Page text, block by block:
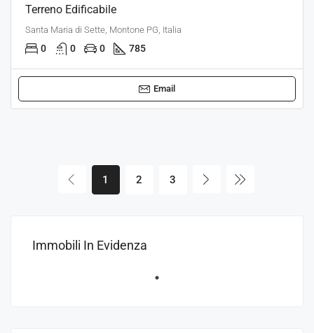
Terreno Edificabile
Santa Maria di Sette, Montone PG, Italia
0 0 0 785
Email
1 2 3
Immobili In Evidenza